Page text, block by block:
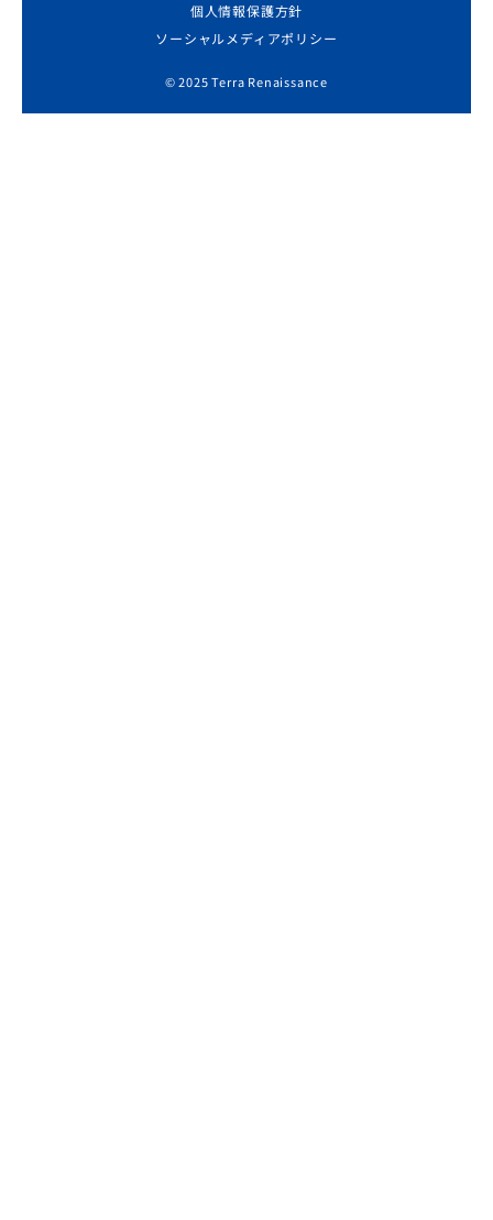
© 2025 Terra Renaissance
個人情報保護方針
ソーシャルメディアポリシー